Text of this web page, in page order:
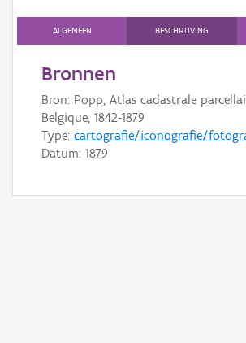
Hergebruik
Aanmelden
ALGEMEEN BESCHRIJVING
Bronnen
Bron: Popp, Atlas cadastrale
Belgique, 1842-1879
Type: cartografie/iconografie/
Datum: 1879